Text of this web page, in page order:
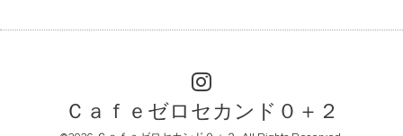
Ｃａｆｅゼロセカンド０＋２